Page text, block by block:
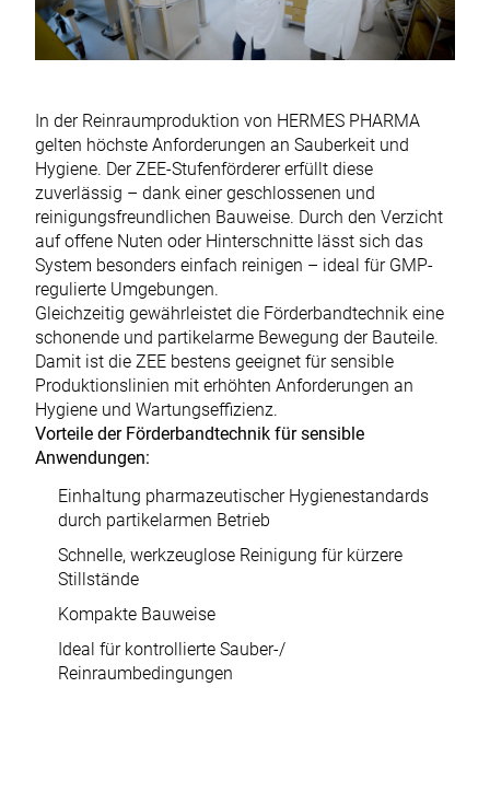
In der Reinraumproduktion von HERMES PHARMA
gelten höchste Anforderungen an Sauberkeit und
Hygiene. Der ZEE-Stufenförderer erfüllt diese
zuverlässig – dank einer geschlossenen und
reinigungsfreundlichen Bauweise. Durch den Verzicht
auf offene Nuten oder Hinterschnitte lässt sich das
System besonders einfach reinigen – ideal für GMP-
regulierte Umgebungen.
Gleichzeitig gewährleistet die Förderbandtechnik eine
schonende und partikelarme Bewegung der Bauteile.
Damit ist die ZEE bestens geeignet für sensible
Produktionslinien mit erhöhten Anforderungen an
Hygiene und Wartungseffizienz.
Vorteile der Förderbandtechnik für sensible
Anwendungen:
Einhaltung pharmazeutischer Hygienestandards
durch partikelarmen Betrieb
Schnelle, werkzeuglose Reinigung für kürzere
Stillstände
Kompakte Bauweise
Ideal für kontrollierte Sauber-/
Reinraumbedingungen